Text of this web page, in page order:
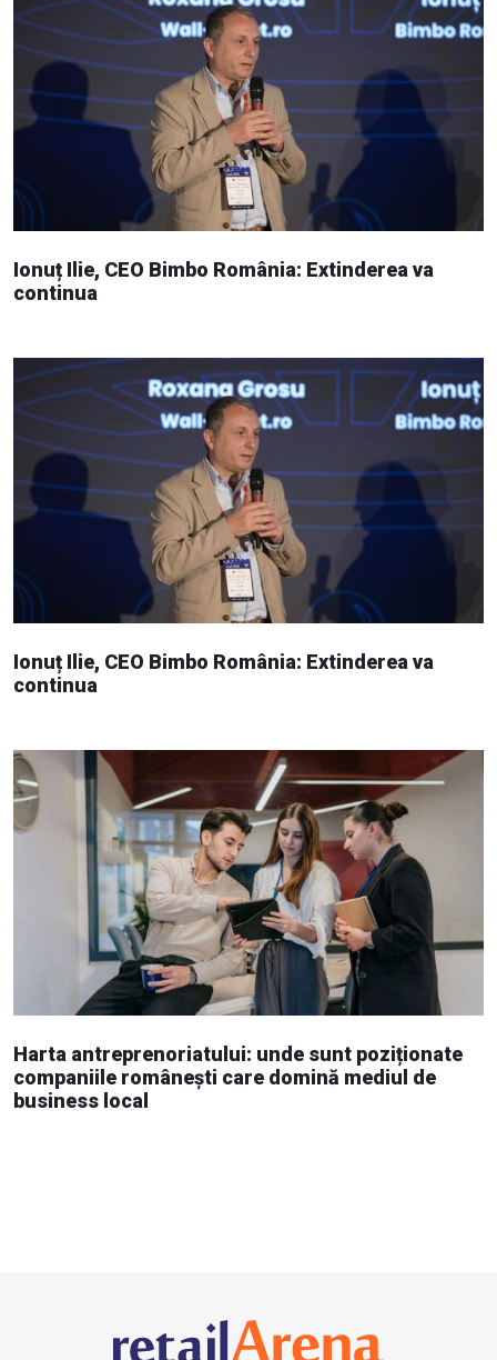
Ionuț Ilie, CEO Bimbo România: Extinderea va
continua
Ionuț Ilie, CEO Bimbo România: Extinderea va
continua
Harta antreprenoriatului: unde sunt poziționate
companiile românești care domină mediul de
business local